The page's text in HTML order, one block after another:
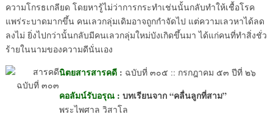
ความโกรธเกลียด โดยหารู้ไม่ว่าการกระทำเช่นนั้นกลับทำให้เชื้อโรค
แพร่ระบาดมากขึ้น คนเลวกลุ่มเดิมอาจถูกกำจัดไป แต่ความเลวหาได้ลด
ลงไม่ ยิ่งไปกว่านั้นกลับมีคนเลวกลุ่มใหม่บังเกิดขึ้นมา ได้แก่คนที่ทำสิ่งชั่ว
ร้ายในนามของความดีนั่นเอง
นิตยสารสารคดี: ฉบับที่ ๓๐๕ :: กรกฎาคม ๕๓ ปีที่ ๒๖
คอลัมน์รับอรุณ: บทเรียนจาก “คลื่นลูกที่สาม”
พระไพศาล วิสาโล